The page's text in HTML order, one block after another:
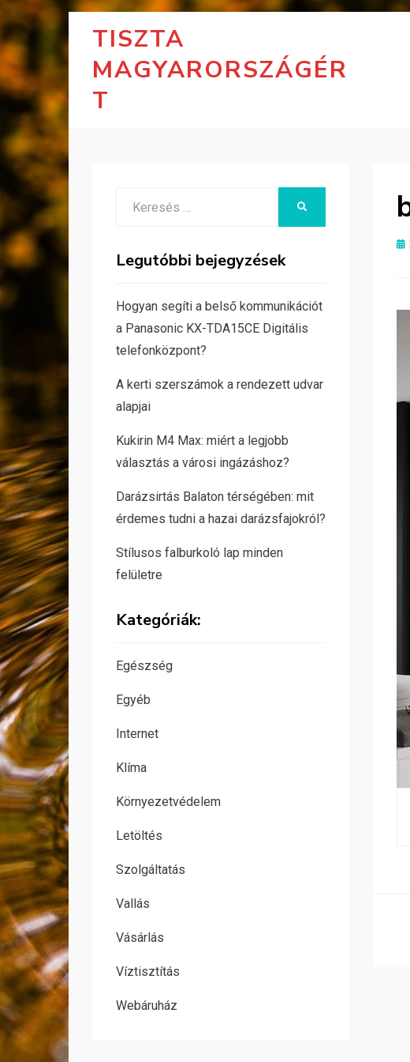
TISZTA
MAGYARORSZÁGÉR
T
Legutóbbi bejegyzések
Hogyan segíti a belső kommunikációt
a Panasonic KX-TDA15CE Digitális
telefonközpont?
A kerti szerszámok a rendezett udvar
alapjai
Kukirin M4 Max: miért a legjobb
választás a városi ingázáshoz?
Darázsirtás Balaton térségében: mit
érdemes tudni a hazai darázsfajokról?
Stílusos falburkoló lap minden
felületre
Kategóriák:
Egészség
Egyéb
Internet
Klíma
Környezetvédelem
Letöltés
Szolgáltatás
Vallás
Vásárlás
Víztisztítás
Webáruház